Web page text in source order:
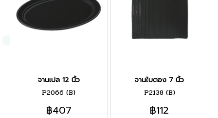
จานเปล 12 นิ้ว
P2066 (B)
฿407
จานใบตอง 7 นิ้ว
P2138 (B)
฿112